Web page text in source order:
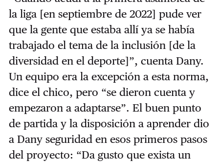
la liga [en septiembre de 2022] pude ver
que la gente que estaba allí ya se había
trabajado el tema de la inclusión [de la
diversidad en el deporte]”, cuenta Dany.
Un equipo era la excepción a esta norma,
dice el chico, pero “se dieron cuenta y
empezaron a adaptarse”. El buen punto
de partida y la disposición a aprender dio
a Dany seguridad en esos primeros pasos
del proyecto: “Da gusto que exista un